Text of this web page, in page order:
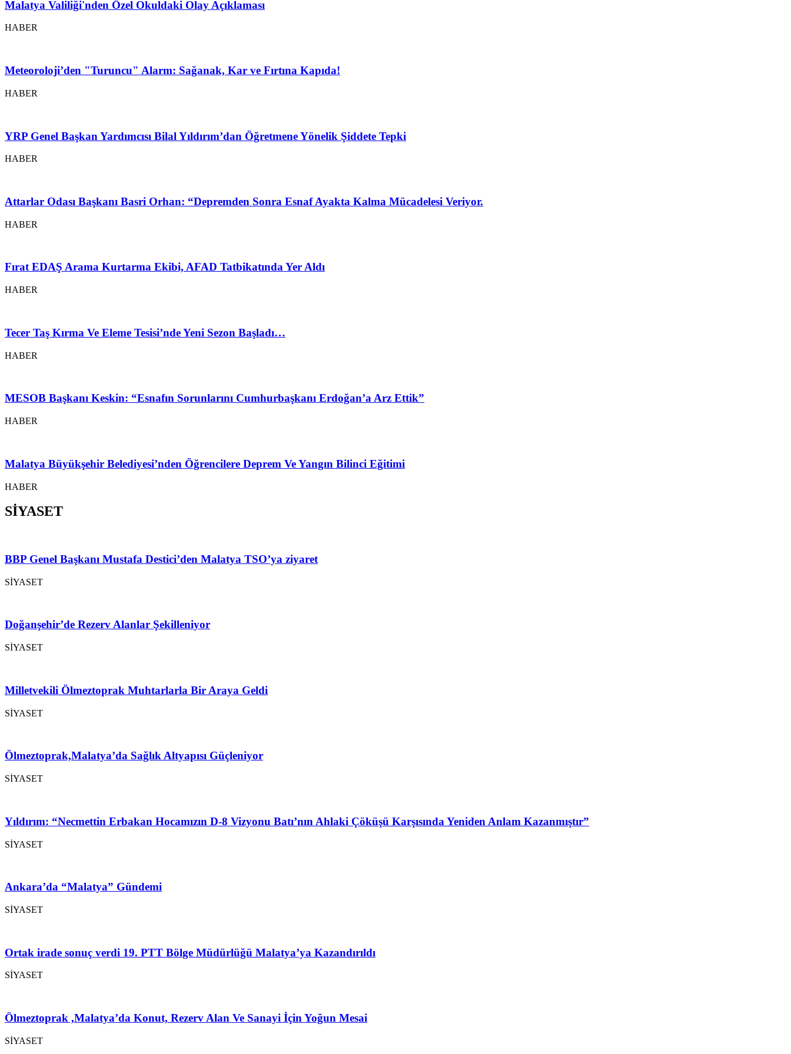
Malatya Valiliği'nden Özel Okuldaki Olay Açıklaması
HABER
Meteoroloji’den "Turuncu" Alarm: Sağanak, Kar ve Fırtına Kapıda!
HABER
YRP Genel Başkan Yardımcısı Bilal Yıldırım’dan Öğretmene Yönelik Şiddete Tepki
HABER
Attarlar Odası Başkanı Basri Orhan: “Depremden Sonra Esnaf Ayakta Kalma Mücadelesi Veriyor.
HABER
Fırat EDAŞ Arama Kurtarma Ekibi, AFAD Tatbikatında Yer Aldı
HABER
Tecer Taş Kırma Ve Eleme Tesisi’nde Yeni Sezon Başladı…
HABER
MESOB Başkanı Keskin: “Esnafın Sorunlarını Cumhurbaşkanı Erdoğan’a Arz Ettik”
HABER
Malatya Büyükşehir Belediyesi’nden Öğrencilere Deprem Ve Yangın Bilinci Eğitimi
HABER
SİYASET
BBP Genel Başkanı Mustafa Destici’den Malatya TSO’ya ziyaret
SİYASET
Doğanşehir’de Rezerv Alanlar Şekilleniyor
SİYASET
Milletvekili Ölmeztoprak Muhtarlarla Bir Araya Geldi
SİYASET
Ölmeztoprak,Malatya’da Sağlık Altyapısı Güçleniyor
SİYASET
Yıldırım: “Necmettin Erbakan Hocamızın D-8 Vizyonu Batı’nın Ahlaki Çöküşü Karşısında Yeniden Anlam Kazanmıştır”
SİYASET
Ankara’da “Malatya” Gündemi
SİYASET
Ortak irade sonuç verdi 19. PTT Bölge Müdürlüğü Malatya’ya Kazandırıldı
SİYASET
Ölmeztoprak ,Malatya’da Konut, Rezerv Alan Ve Sanayi İçin Yoğun Mesai
SİYASET